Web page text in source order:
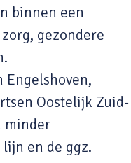
binnen een
gezondere
Engelshoven,
Oostelijk Zuid-
minder
en de ggz.